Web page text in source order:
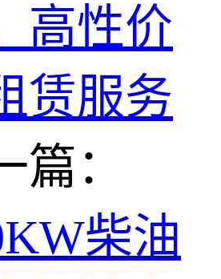
高性价
赁服务
篇：
柴油